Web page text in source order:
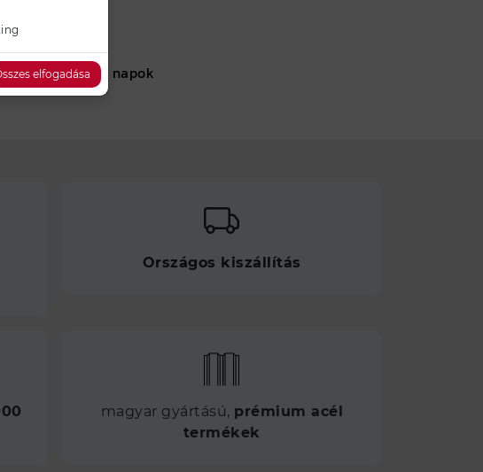
Joy napok
Országos kiszállítás
magyar gyártású, prémium acél
termékek
elfogadása